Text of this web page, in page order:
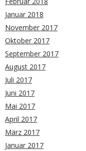
Januar 2018
November 2017
Oktober 2017
September 2017
August 2017
Juli 2017
Juni 2017
Mai 2017
April 2017
März 2017
Januar 2017